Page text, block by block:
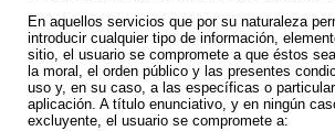
En aquellos servicios que por su naturaleza
introducir cualquier tipo de información,
sitio, el usuario se compromete a que éstos
la moral, el orden público y las presentes
uso y, en su caso, a las específicas o
aplicación. A título enunciativo, y en ningún
excluyente, el usuario se compromete a: